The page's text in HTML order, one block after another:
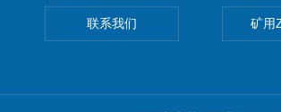
联系我们 矿用